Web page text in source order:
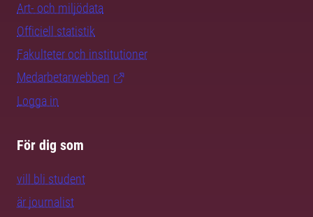
Art- och miljödata
Officiell statistik
Fakulteter och institutioner
Medarbetarwebben
Logga in
För dig som
vill bli student
är journalist